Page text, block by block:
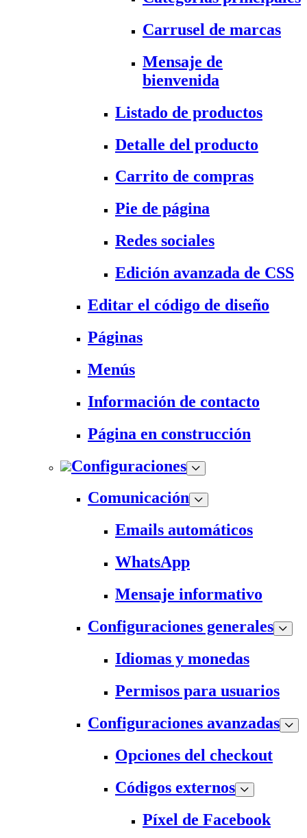
Carrusel de marcas
Mensaje de
bienvenida
Listado de productos
Detalle del producto
Carrito de compras
Pie de página
Redes sociales
Edición avanzada de CSS
Editar el código de diseño
Páginas
Menús
Información de contacto
Página en construcción
Configuraciones
Comunicación
Emails automáticos
WhatsApp
Mensaje informativo
Configuraciones generales
Idiomas y monedas
Permisos para usuarios
Configuraciones avanzadas
Opciones del checkout
Códigos externos
Píxel de Facebook